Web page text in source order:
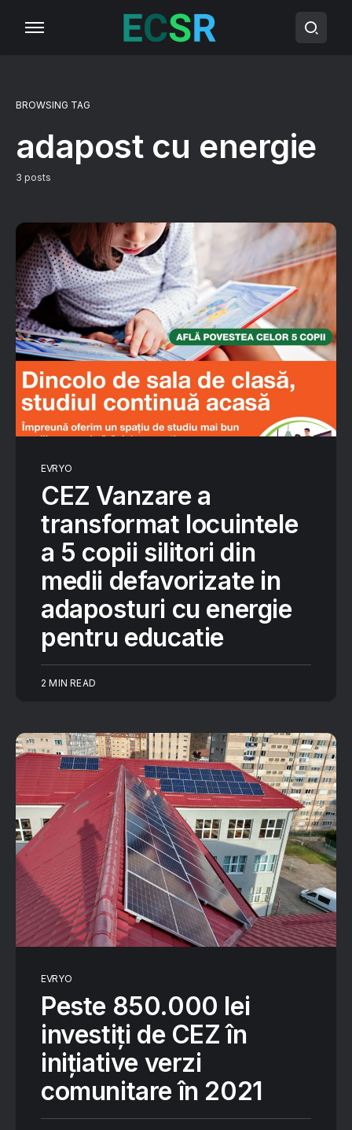
BROWSING TAG
adapost cu energie
3 posts
EVRYO
CEZ Vanzare a
transformat locuintele
a 5 copii silitori din
medii defavorizate in
adaposturi cu energie
pentru educatie
2 MIN READ
EVRYO
Peste 850.000 lei
investiți de CEZ în
inițiative verzi
comunitare în 2021